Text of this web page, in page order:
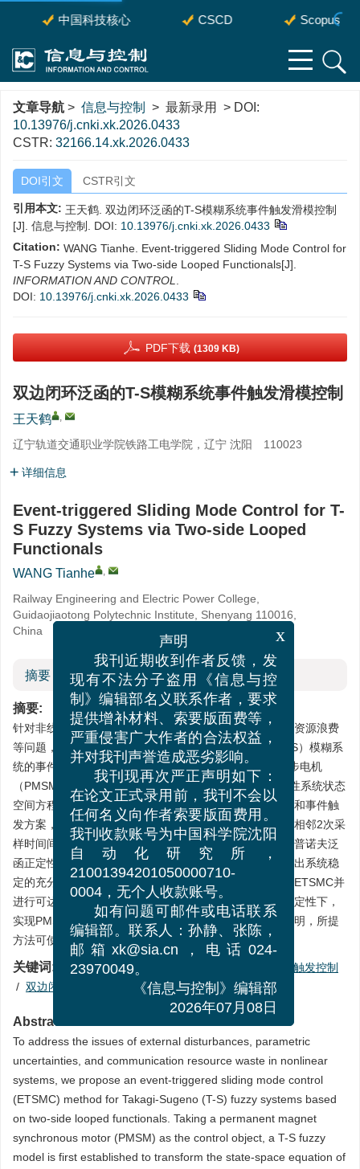
中国科技核心 CSCD Scopus
文章导航 > 信息与控制
> 最新录用 > DOI:
10.13976/j.cnki.xk.2026.0433
CSTR: 32166.14.xk.2026.0433
DOI引文 CSTR引文
引用本文: 王天鹤. 双边闭环泛函的T-S模糊系统事件触发滑模控制
[J]. 信息与控制. DOI: 10.13976/j.cnki.xk.2026.0433
Citation: WANG Tianhe. Event-triggered Sliding Mode Control for
T-S Fuzzy Systems via Two-side Looped Functionals[J].
INFORMATION AND CONTROL
DOI: 10.13976/j.cnki.xk.2026.0433
PDF下载 (1309 KB)
双边闭环泛函的T-S模糊系统事件触发滑模控制
王天鹤 ,
辽宁轨道交通职业学院铁路工电学院，辽宁 沈阳 110023
详细信息
Event-triggered Sliding Mode Control for T-
S Fuzzy Systems via Two-side Looped
Functionals
WANG Tianhe ,
Railway Engineering and Electric Power College,
Guidaojiaotong Polytechnic Institute, Shenyang 110016,
China
摘要
摘要:
针对非线性系统存在的外部干扰、参数不确定性以及通信资源浪费
等问题，提出了基于双边闭环泛函的Takagi-Sugeno（T-S）模糊系
统的事件触发滑模控制（ETSMC）方法。本文以永磁同步电机
（PMSM）为控制对象，首先建立T-S模糊模型，将非线性系统状态
空间方程转化为低阶子系统；针对子系统设计线性滑模面和事件触
发方案，引入双边闭环泛函进行稳定性分析，可通过分割相邻2次采
样时间间隔，完整包含整个数据信息，可有效减少对李雅普诺夫泛
函正定性的约束，进而降低稳定性判据的保守性，最终得出系统稳
定的充分条件；再根据稳定性条件得出控制器增益，设计ETSMC并
进行可达性分析；最终控制目标是在外部干扰与参数不确定性下，
实现PMSM的鲁棒镇定，同时减少通信资源消耗。结果表明，所提
方法可使PMSM快速稳定，有效节约通信资源。
关键词: 非线性系统/T-S模糊系统
事件触发控制
/ 双边闭环泛函
Abstract:
To address the issues of external disturbances, parametric
uncertainties, and communication resource waste in nonlinear
systems, we propose an event-triggered sliding mode control
(ETSMC) method for Takagi-Sugeno (T-S) fuzzy systems based
on two-side looped functionals. Taking a permanent magnet
synchronous motor (PMSM) as the control object, a T-S fuzzy
model is first established to transform the state-space equation of
声明
我刊近期收到作者反馈，发
现有不法分子盗用《信息与控
制》编辑部名义联系作者，要求
提供增补材料、索要版面费等，
严重侵害广大作者的合法权益，
并对我刊声誉造成恶劣影响。
我刊现再次严正声明如下：
在论文正式录用前，我刊不会以
任何名义向作者索要版面费用。
我刊收款账号为中国科学院沈阳
自动化研究所，
21001394201050000710-
0004，无个人收款账号。
如有问题可邮件或电话联系
编辑部。联系人：孙静、张陈，
邮箱xk@sia.cn，电话024-
23970049。
《信息与控制》编辑部
2026年07月08日